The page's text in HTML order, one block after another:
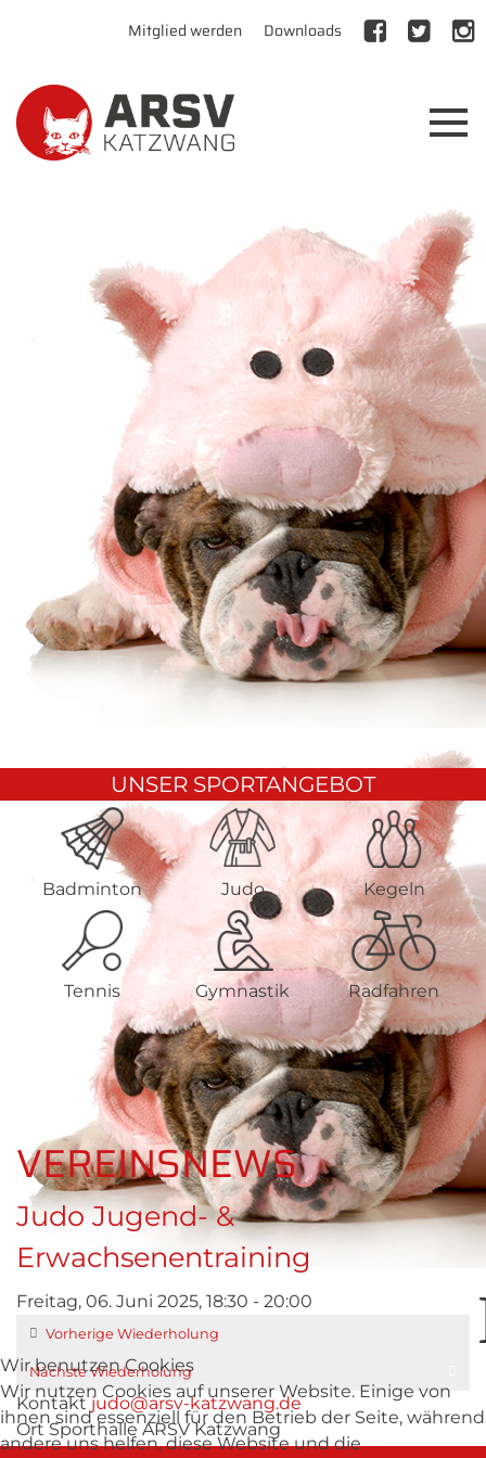
Mitglied werden Downloads
UNSER SPORTANGEBOT
Badminton Judo Kegeln
Tennis Gymnastik Radfahren
VEREINSNEWS
Judo Jugend- &
Erwachsenentraining
Freitag, 06. Juni 2025, 18:30 - 20:00
Vorherige Wiederholung
Nächste Wiederholung
Kontaktjudo@arsv-katzwang.de
OrtSporthalle ARSV Katzwang
Wir benutzen Cookies
Wir nutzen Cookies auf unserer Website. Einige von
ihnen sind essenziell für den Betrieb der Seite, während
andere uns helfen, diese Website und die